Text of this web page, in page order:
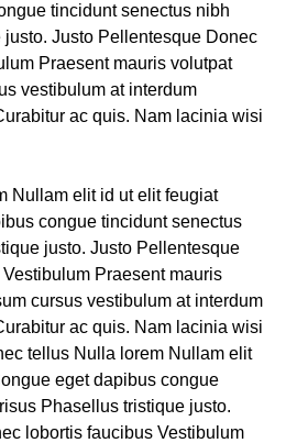
tincidunt senectus nibh
Justo Pellentesque Donec
Praesent mauris volutpat
vestibulum at interdum
ac quis. Nam lacinia wisi
Nullam elit id ut elit feugiat
congue tincidunt senectus
justo. Justo Pellentesque
Praesent mauris
cursus vestibulum at interdum
ac quis. Nam lacinia wisi
tellus Nulla lorem Nullam elit
eget dapibus congue
Phasellus tristique justo.
lobortis faucibus Vestibulum